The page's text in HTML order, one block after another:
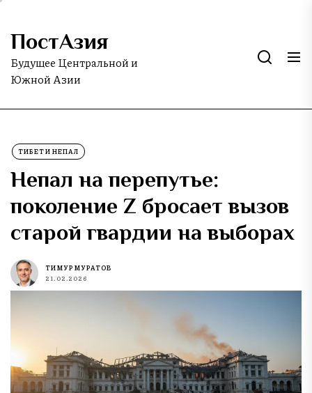
Skip
the
content
ПостАзия
Будущее Центральной и
Южной Азии
ТИБЕТ И НЕПАЛ
Непал на перепутье:
поколение Z бросает вызов
старой гвардии на выборах
ТИМУР МУРАТОВ
21.02.2026